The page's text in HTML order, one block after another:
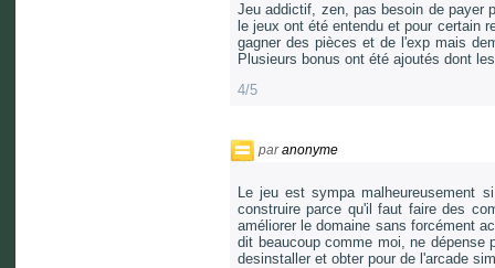
Jeu addictif, zen, pas besoin de payer
le jeux ont été entendu et pour certain
gagner des pièces et de l'exp mais
Plusieurs bonus ont été ajoutés dont
4/5
paranonyme
Le jeu est sympa malheureusement
construire parce qu'il faut faire des
améliorer le domaine sans forcément
dit beaucoup comme moi, ne dépense
desinstaller et obter pour de l'arcade